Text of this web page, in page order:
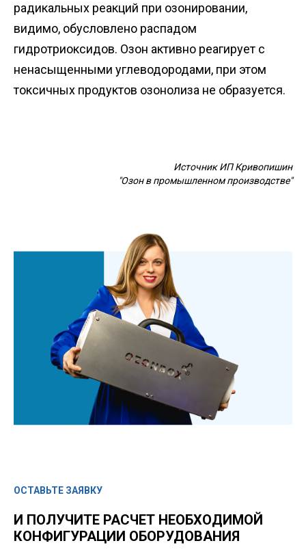
радикальных реакций при озонировании,
видимо, обусловлено распадом
гидротриоксидов. Озон активно реагирует с
ненасыщенными углеводородами, при этом
токсичных продуктов озонолиза не образуется.
Источник ИП Кривопишин
"Озон в промышленном производстве"
ОСТАВЬТЕ ЗАЯВКУ
И ПОЛУЧИТЕ РАСЧЕТ НЕОБХОДИМОЙ
КОНФИГУРАЦИИ ОБОРУДОВАНИЯ